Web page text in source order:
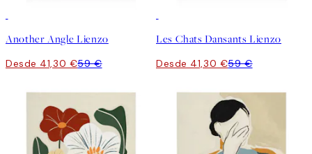
Another Angle Lienzo
Desde 41,30 €59 €
Les Chats Dansants Lienzo
Desde 41,30 €59 €